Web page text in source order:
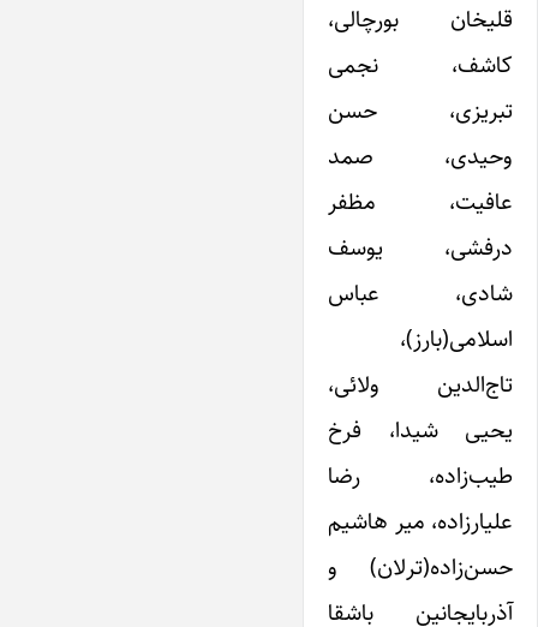
قلیخان بورچالی،
کاشف، نجمی
تبریزی، حسن
وحیدی، صمد
عافیت، مظفر
درفشی، یوسف
شادی، عباس
اسلامی(بارز)،
تاج‌الدین ولائی،
یحیی شیدا، فرخ
طیب‌زاده، رضا
علیارزاده، میر هاشیم
حسن‌زاده(ترلان) و
آذربایجانین باشقا